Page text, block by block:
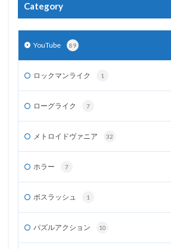
Category
YouTube 89
ロックマンライク 1
ローグライク 7
メトロイドヴァニア 32
ホラー 7
ボスラッシュ 1
パズルアクション 10